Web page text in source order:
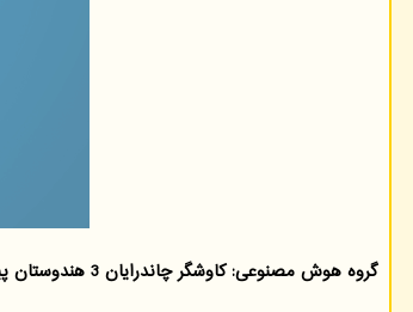
گروه هوش مصنوعی: کاوشگر چاندرایان 3 هندوستان پیش از فرود روی ماه طی چند روز آینده، تصاویر خارق العاده ای از این سیاره منتشر نموده است.